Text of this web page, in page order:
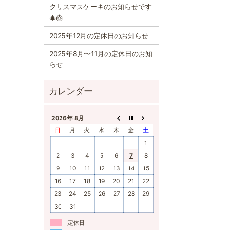
クリスマスケーキのお知らせです
🎄🎂
2025年12月の定休日のお知らせ
2025年8月〜11月の定休日のお知
らせ
2026年 8月
日
月 火 水 木 金
土
1
2
3 4 5 6 7
8
9
10 11 12 13 14
15
16
17 18 19 20 21
22
23
24 25 26 27 28
29
30
31
定休日